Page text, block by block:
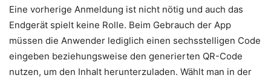
Eine vorherige Anmeldung ist nicht nötig und auch das
Endgerät spielt keine Rolle. Beim Gebrauch der App
müssen die Anwender lediglich einen sechsstelligen Code
eingeben beziehungsweise den generierten QR-Code
nutzen, um den Inhalt herunterzuladen. Wählt man in der